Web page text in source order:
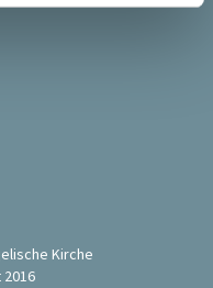
Kirche